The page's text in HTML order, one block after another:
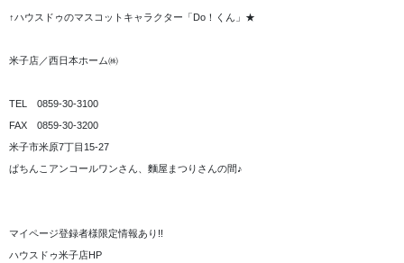
↑ハウスドゥのマスコットキャラクター「Do！くん」★
米子店／西日本ホーム㈱
TEL 0859-30-3100
FAX 0859-30-3200
米子市米原7丁目15-27
ぱちんこアンコールワンさん、麵屋まつりさんの間♪
マイページ登録者様限定情報あり!!
ハウスドゥ米子店HP